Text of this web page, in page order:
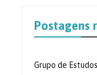
Postagens
Grupo de